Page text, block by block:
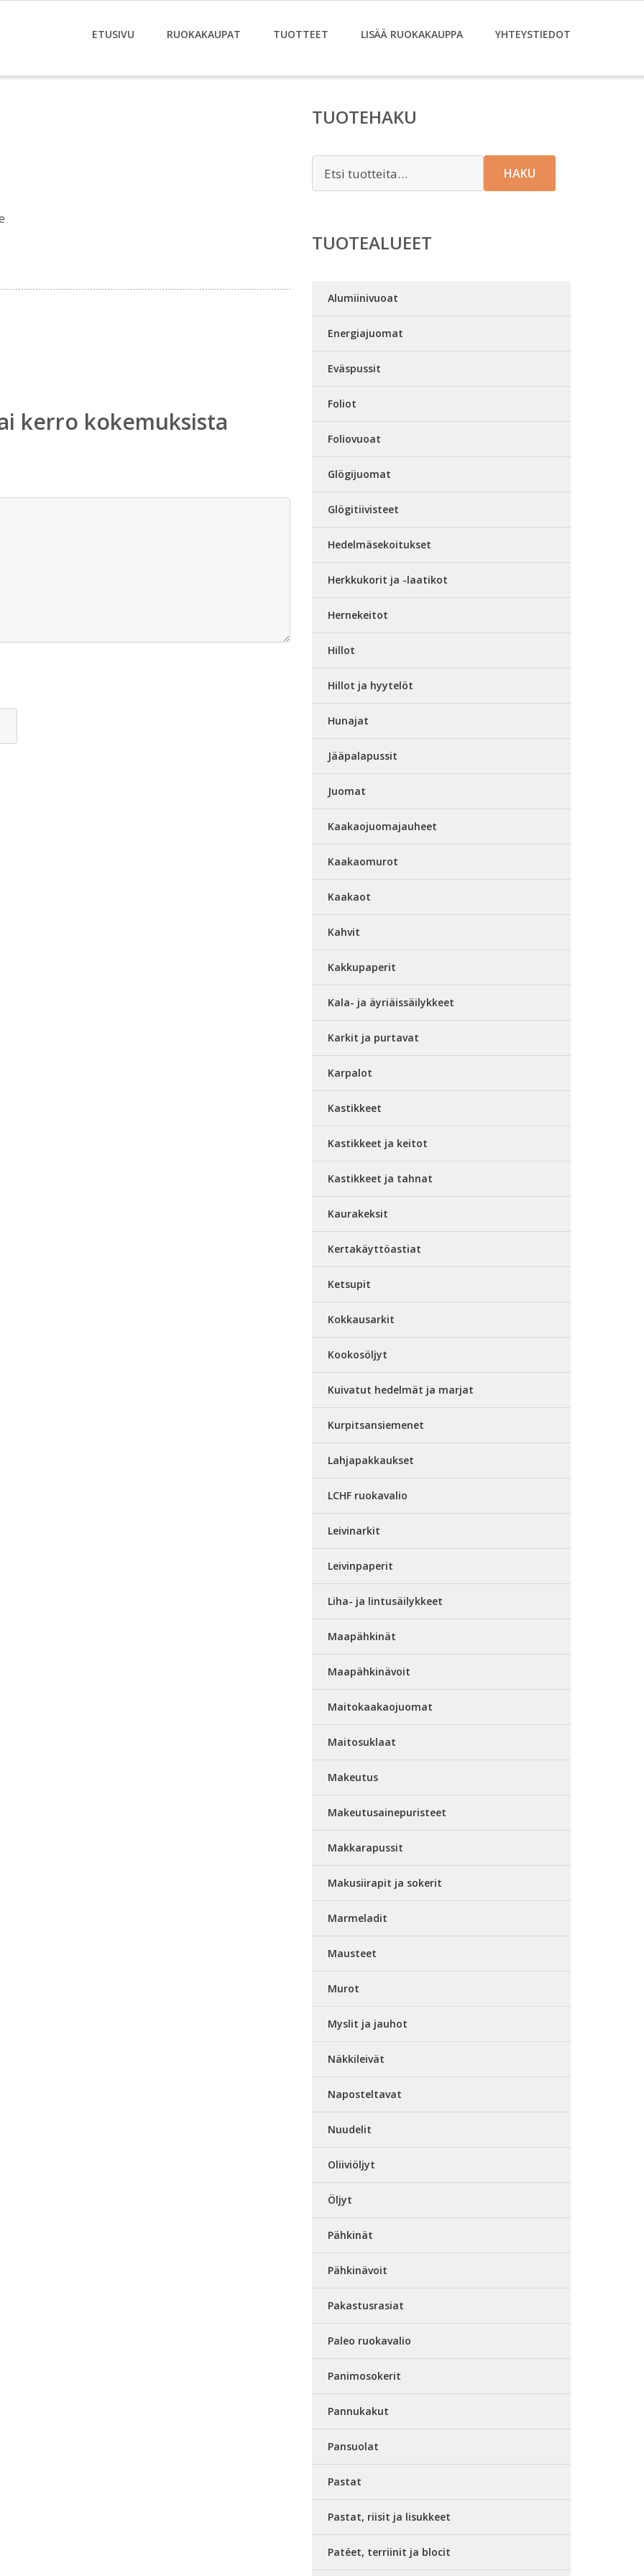
ETUSIVU RUOKAKAUPAT TUOTTEET LISÄÄ RUOKAKAUPPA YHTEYSTIEDOT
kerro kokemuksista
TUOTEHAKU
HAKU
TUOTEALUEET
Alumiinivuoat
Energiajuomat
Eväspussit
Foliot
Foliovuoat
Glögijuomat
Glögitiivisteet
Hedelmäsekoitukset
Herkkukorit ja -laatikot
Hernekeitot
Hillot
Hillot ja hyytelöt
Hunajat
Jääpalapussit
Juomat
Kaakaojuomajauheet
Kaakaomurot
Kaakaot
Kahvit
Kakkupaperit
Kala- ja äyriäissäilykkeet
Karkit ja purtavat
Karpalot
Kastikkeet
Kastikkeet ja keitot
Kastikkeet ja tahnat
Kaurakeksit
Kertakäyttöastiat
Ketsupit
Kokkausarkit
Kookosöljyt
Kuivatut hedelmät ja marjat
Kurpitsansiemenet
Lahjapakkaukset
LCHF ruokavalio
Leivinarkit
Leivinpaperit
Liha- ja lintusäilykkeet
Maapähkinät
Maapähkinävoit
Maitokaakaojuomat
Maitosuklaat
Makeutus
Makeutusainepuristeet
Makkarapussit
Makusiirapit ja sokerit
Marmeladit
Mausteet
Murot
Myslit ja jauhot
Näkkileivät
Naposteltavat
Nuudelit
Oliiviöljyt
Öljyt
Pähkinät
Pähkinävoit
Pakastusrasiat
Paleo ruokavalio
Panimosokerit
Pannukakut
Pansuolat
Pastat
Pastat, riisit ja lisukkeet
Patéet, terriinit ja blocit